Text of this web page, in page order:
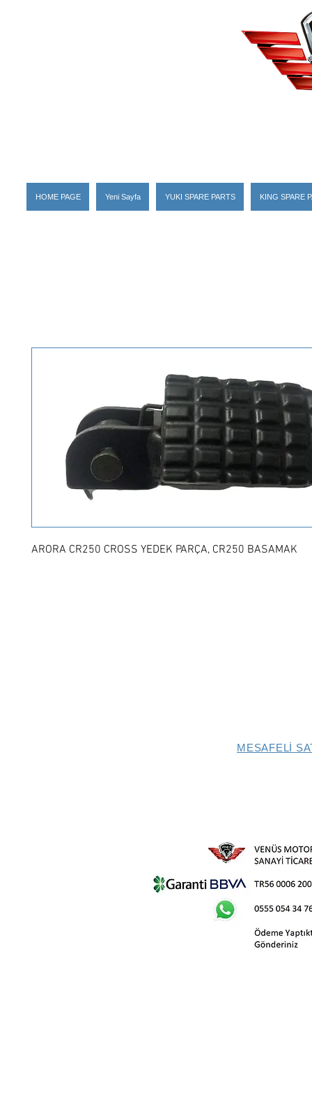
HOME PAGE Yeni Sayfa YUKI SPARE PARTS KING SPARE
ARORA CR250 CROSS YEDEK PARÇA, CR250 BASAMAK
MESAFELİ